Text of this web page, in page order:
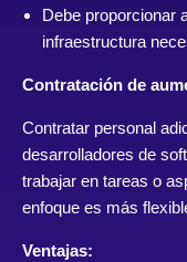
Debe proporcionar
infraestructura
Contratación de
Contratar personal
desarrolladores de
trabajar en tareas o
enfoque es más
Ventajas: